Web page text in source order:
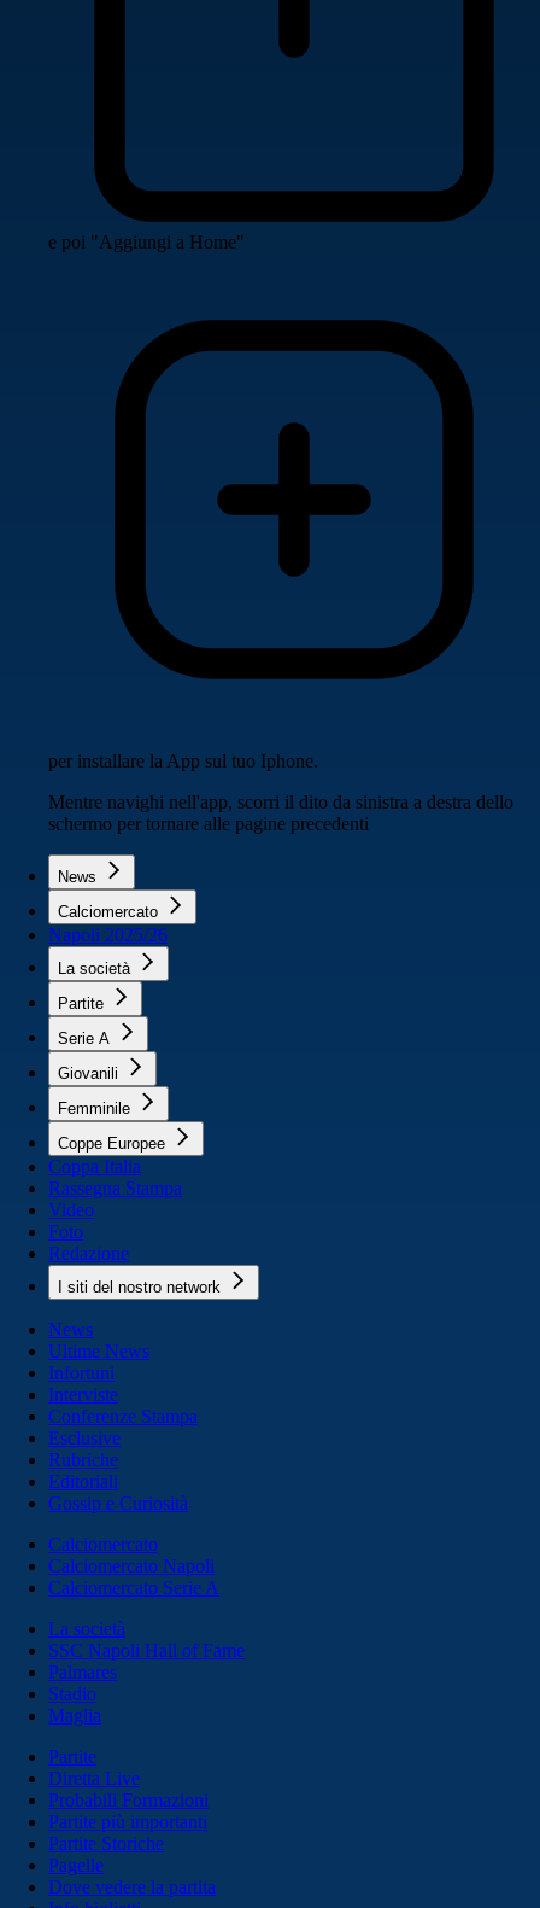
e poi "Aggiungi a Home"
per installare la App sul tuo Iphone.
Mentre navighi nell'app, scorri il dito da sinistra a destra dello
schermo per tornare alle pagine precedenti
News
Calciomercato
Napoli 2025/26
La società
Partite
Serie A
Giovanili
Femminile
Coppe Europee
Coppa Italia
Rassegna Stampa
Video
Foto
Redazione
I siti del nostro network
News
Ultime News
Infortuni
Interviste
Conferenze Stampa
Esclusive
Rubriche
Editoriali
Gossip e Curiosità
Calciomercato
Calciomercato Napoli
Calciomercato Serie A
La società
SSC Napoli Hall of Fame
Palmares
Stadio
Maglia
Partite
Diretta Live
Probabili Formazioni
Partite più importanti
Partite Storiche
Pagelle
Dove vedere la partita